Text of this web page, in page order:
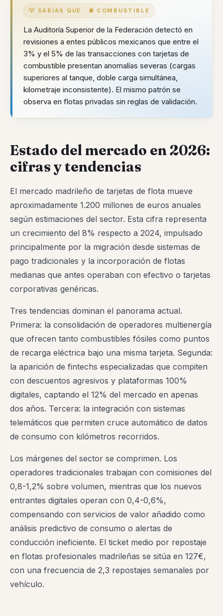
💡 SABÍAS QUÉ · ⛽ COMBUSTIBLE
La Auditoría Superior de la Federación detectó en
revisiones a entes públicos mexicanos que entre el
3% y el 5% de las transacciones con tarjetas de
combustible presentan anomalías severas (cargas
superiores al tanque, doble carga simultánea,
kilometraje inconsistente). El mismo patrón se
observa en flotas privadas sin reglas de validación.
Estado del mercado en 2026:
cifras y tendencias
El mercado madrileño de tarjetas de flota mueve
aproximadamente 1.200 millones de euros anuales
según estimaciones del sector. Esta cifra representa
un crecimiento del 8% respecto a 2024, impulsado
principalmente por la migración desde sistemas de
pago tradicionales y la incorporación de flotas
medianas que antes operaban con efectivo o tarjetas
corporativas genéricas.
Tres tendencias dominan el panorama actual.
Primera: la consolidación de operadores multienergía
que ofrecen tanto combustibles fósiles como puntos
de recarga eléctrica bajo una misma tarjeta. Segunda:
la aparición de fintechs especializadas que compiten
con descuentos agresivos y plataformas 100%
digitales, captando el 12% del mercado en apenas
dos años. Tercera: la integración con sistemas
telemáticos que permiten cruce automático de datos
de consumo con kilómetros recorridos.
Los márgenes del sector se comprimen. Los
operadores tradicionales trabajan con comisiones del
0,8-1,2% sobre volumen, mientras que los nuevos
entrantes digitales operan con 0,4-0,6%,
compensando con servicios de valor añadido como
análisis predictivo de consumo o alertas de
conducción ineficiente. El ticket medio por repostaje
en flotas profesionales madrileñas se sitúa en 127€,
con una frecuencia de 2,3 repostajes semanales por
vehículo.